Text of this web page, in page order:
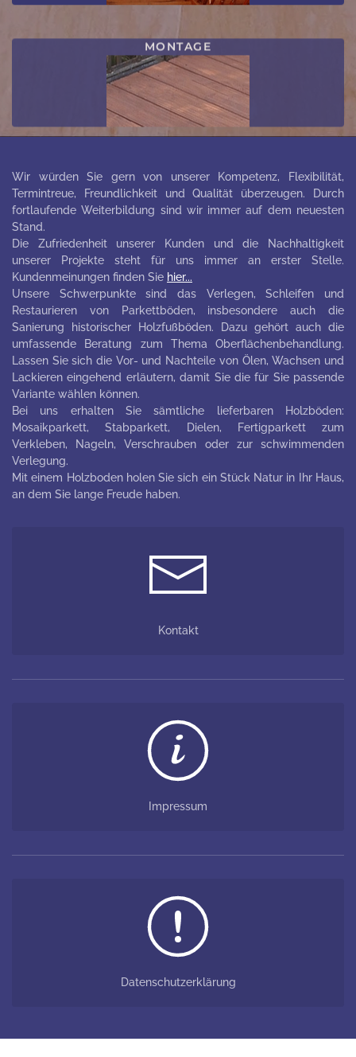
Wir würden Sie gern von unserer Kompetenz, Flexibilität,
Termintreue, Freundlichkeit und Qualität überzeugen. Durch
fortlaufende Weiterbildung sind wir immer auf dem neuesten
Stand.
Die Zufriedenheit unserer Kunden und die Nachhaltigkeit
unserer Projekte steht für uns immer an erster Stelle.
Kundenmeinungen finden Sie hier...
Unsere Schwerpunkte sind das Verlegen, Schleifen und
Restaurieren von Parkettböden, insbesondere auch die
Sanierung historischer Holzfußböden. Dazu gehört auch die
umfassende Beratung zum Thema Oberflächenbehandlung.
Lassen Sie sich die Vor- und Nachteile von Ölen, Wachsen und
Lackieren eingehend erläutern, damit Sie die für Sie passende
Variante wählen können.
Bei uns erhalten Sie sämtliche lieferbaren Holzböden:
Mosaikparkett, Stabparkett, Dielen, Fertigparkett zum
Verkleben, Nageln, Verschrauben oder zur schwimmenden
Verlegung.
Mit einem Holzboden holen Sie sich ein Stück Natur in Ihr Haus,
an dem Sie lange Freude haben.
Kontakt
Impressum
Datenschutzerklärung